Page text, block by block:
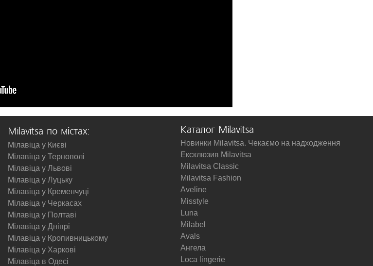
Milavitsa по містах:
Мілавіца у Києві
Мілавіца у Тернополі
Мілавіца у Львові
Мілавіца у Луцьку
Мілавіца у Кременчуці
Мілавіца у Черкасах
Мілавіца у Полтаві
Мілавіца у Дніпрі
Мілавіца у Кропивницькому
Мілавіца у Харкові
Мілавіца в Одесі
Каталог Milavitsa
Новинки Milavitsa. Чекаємо на надходження
Ексклюзив Milavitsa
Milavitsa Classic
Milavitsa Fashion
Aveline
Misstyle
Luna
Milabel
Avals
Ангела
Loca lingerie